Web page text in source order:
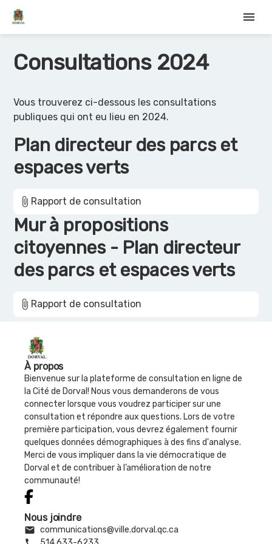
menu
Consultations 2024
Vous trouverez ci-dessous les consultations
publiques qui ont eu lieu en 2024.
Plan directeur des parcs et
espaces verts
attach_file Rapport de consultation
Mur à propositions
citoyennes - Plan directeur
des parcs et espaces verts
attach_file Rapport de consultation
À propos
Bienvenue sur la plateforme de consultation en ligne de
la Cité de Dorval! Nous vous demanderons de vous
connecter lorsque vous voudrez participer sur une
consultation et répondre aux questions. Lors de votre
première participation, vous devrez également fournir
quelques données démographiques à des fins d'analyse.
Merci de vous impliquer dans la vie démocratique de
Dorval et de contribuer à l’amélioration de notre
communauté!
Nous joindre
email communications@ville.dorval.qc.ca